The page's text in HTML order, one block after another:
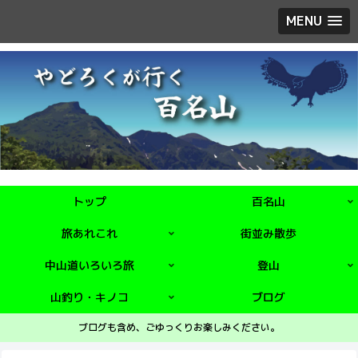
MENU
トップ 百名山
旅あれこれ 街並み散歩
中山道いろいろ旅 登山
山釣り・キノコ ブログ
ブログも含め、ごゆっくりお楽しみください。